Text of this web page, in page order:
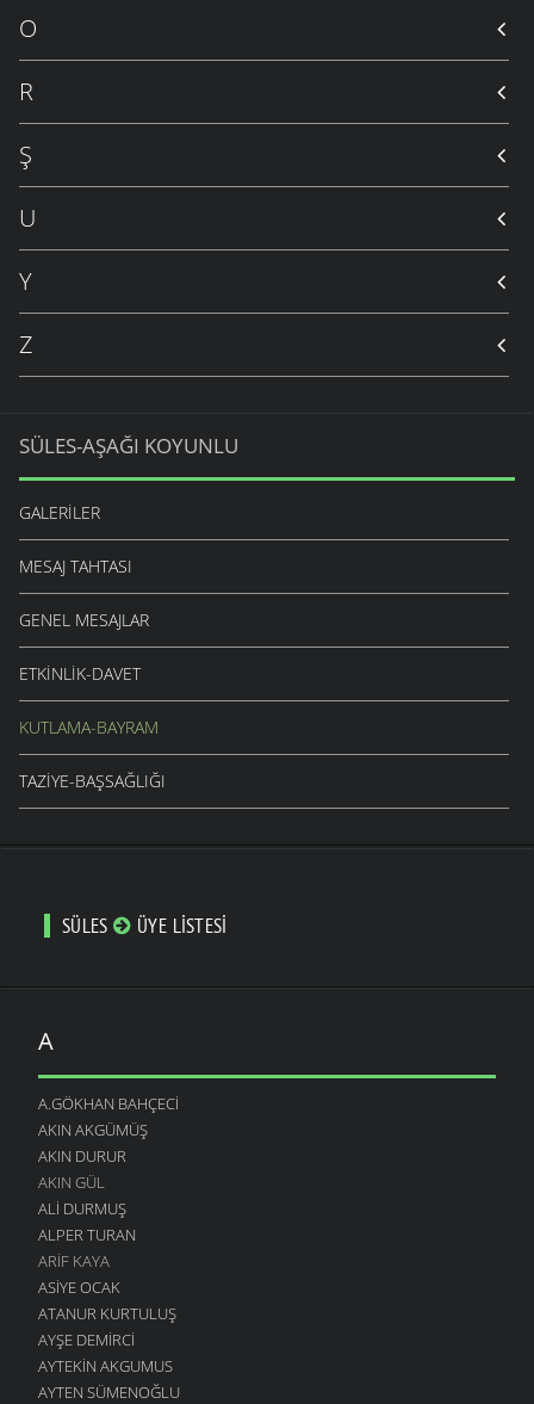
O
R
Ş
U
Y
Z
SÜLES-AŞAĞI KOYUNLU
GALERILER
MESAJ TAHTASI
GENEL MESAJLAR
ETKINLIK-DAVET
KUTLAMA-BAYRAM
TAZIYE-BAŞSAĞLIĞI
SÜLES ÜYE LISTESI
A
A.GÖKHAN BAHÇECI
AKIN AKGÜMÜŞ
AKIN DURUR
AKIN GÜL
ALI DURMUŞ
ALPER TURAN
ARIF KAYA
ASIYE OCAK
ATANUR KURTULUŞ
AYŞE DEMIRCI
AYTEKIN AKGUMUS
AYTEN SÜMENOĞLU